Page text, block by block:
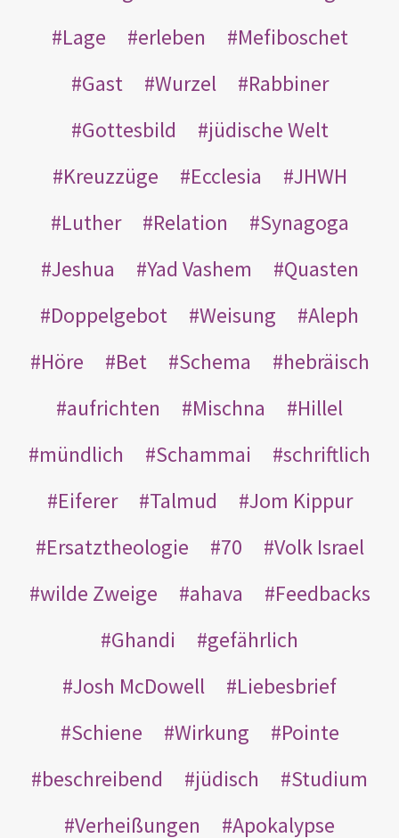
Lage
erleben
Mefiboschet
Gast
Wurzel
Rabbiner
Gottesbild
jüdische Welt
Kreuzzüge
Ecclesia
JHWH
Luther
Relation
Synagoga
Jeshua
Yad Vashem
Quasten
Doppelgebot
Weisung
Aleph
Höre
Bet Schema
hebräisch
aufrichten
Mischna
Hillel
mündlich
Schammai
schriftlich
Eiferer
Talmud
Jom Kippur
Ersatztheologie
70
Volk Israel
wilde Zweige
ahava
Feedbacks
Ghandi
gefährlich
Josh McDowell
Liebesbrief
Schiene
Wirkung
Pointe
beschreibend
jüdisch
Studium
Verheißungen
Apokalypse